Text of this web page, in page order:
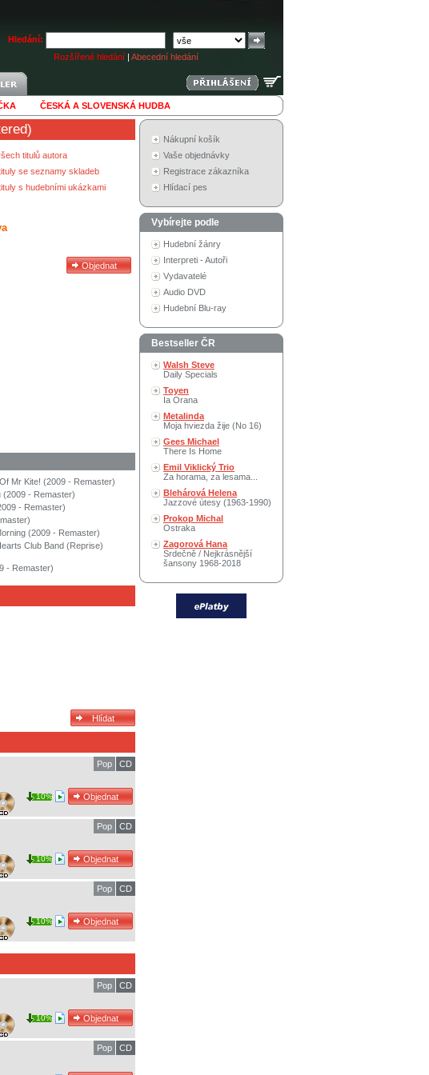
Hledání:
Rozšířené hledání | Abecední hledání
ČESKÁ A SLOVENSKÁ HUDBA
titulů autora
se seznamy skladeb
s hudebními ukázkami
Mr Kite! (2009 - Remaster)
(2009 - Remaster)
- Remaster)
(2009 - Remaster)
Club Band (Reprise)
- Remaster)
CD
Pop
10%
CD
Pop
10%
CD
Pop
10%
CD
Pop
10%
CD
Pop
Nákupní košík
Vaše objednávky
Registrace zákazníka
Hlídací pes
Vybírejte podle
Hudební žánry
Interpreti - Autoři
Vydavatelé
Audio DVD
Hudební Blu-ray
Bestseller ČR
Walsh Steve
Daily Specials
Toyen
Ia Orana
Metalinda
Moja hviezda žije (No 16)
Gees Michael
There Is Home
Emil Viklický Trio
Za horama, za lesama...
Blehárová Helena
Jazzové útesy (1963-1990)
Prokop Michal
Ostraka
Zagorová Hana
Srdečně / Nejkrásnější
šansony 1968-2018